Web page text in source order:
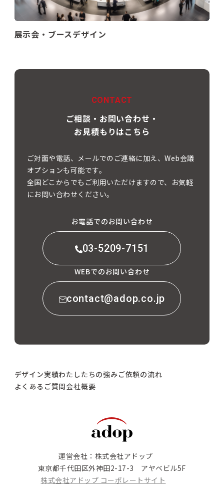
展示会・ブースデザイン
CONTACT
ご相談・お問い合わせ・
お見積もりはこちら
ご対面や電話、メールでのご連絡に加え、Web会議
オプションも可能です。
全国どこからでもご利用いただけますので、お気軽
にお問い合わせください。
お電話でのお問い合わせ
03-5209-7151
WEBでのお問い合わせ
contact@adop.co.jp
デザイン実績わたしたちの強みご依頼の流れ
よくあるご質問会社概要
運営会社：株式会社アドップ
東京都千代田区外神田2-17-3 アヤベビル5F
株式会社アドップ コーポレートサイト